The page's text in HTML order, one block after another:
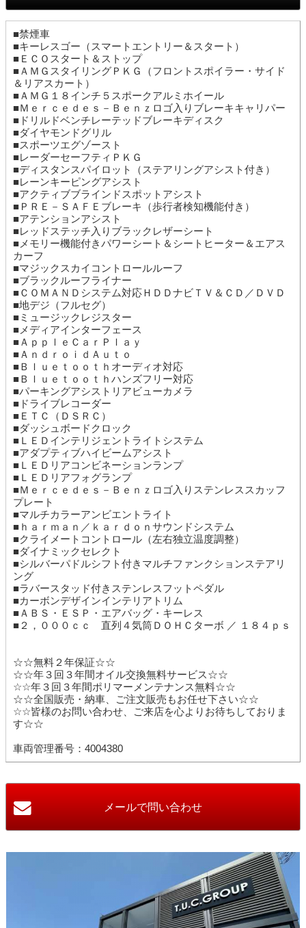
■禁煙車
■キーレスゴー（スマートエントリー＆スタート）
■ＥＣＯスタート＆ストップ
■ＡＭＧスタイリングＰＫＧ（フロントスポイラー・サイド
＆リアスカート）
■ＡＭＧ１８インチ５スポークアルミホイール
■Ｍｅｒｃｅｄｅｓ－Ｂｅｎｚロゴ入りブレーキキャリパー
■ドリルドベンチレーテッドブレーキディスク
■ダイヤモンドグリル
■スポーツエグゾースト
■レーダーセーフティＰＫＧ
■ディスタンスパイロット（ステアリングアシスト付き）
■レーンキーピングアシスト
■アクティブブラインドスポットアシスト
■ＰＲＥ－ＳＡＦＥブレーキ（歩行者検知機能付き）
■アテンションアシスト
■レッドステッチ入りブラックレザーシート
■メモリー機能付きパワーシート＆シートヒーター＆エアス
カーフ
■マジックスカイコントロールルーフ
■ブラックルーフライナー
■ＣＯＭＡＮＤシステム対応ＨＤＤナビＴＶ＆ＣＤ／ＤＶＤ
■地デジ（フルセグ）
■ミュージックレジスター
■メディアインターフェース
■ＡｐｐｌｅＣａｒＰｌａｙ
■ＡｎｄｒｏｉｄＡｕｔｏ
■Ｂｌｕｅｔｏｏｔｈオーディオ対応
■Ｂｌｕｅｔｏｏｔｈハンズフリー対応
■パーキングアシストリアビューカメラ
■ドライブレコーダー
■ＥＴＣ（ＤＳＲＣ）
■ダッシュボードクロック
■ＬＥＤインテリジェントライトシステム
■アダプティブハイビームアシスト
■ＬＥＤリアコンビネーションランプ
■ＬＥＤリアフォグランプ
■Ｍｅｒｃｅｄｅｓ－Ｂｅｎｚロゴ入りステンレススカッフ
プレート
■マルチカラーアンビエントライト
■ｈａｒｍａｎ／ｋａｒｄｏｎサウンドシステム
■クライメートコントロール（左右独立温度調整）
■ダイナミックセレクト
■シルバーパドルシフト付きマルチファンクションステアリ
ング
■ラバースタッド付きステンレスフットペダル
■カーボンデザインインテリアトリム
■ＡＢＳ・ＥＳＰ・エアバッグ・キーレス
■２，０００ｃｃ 直列４気筒ＤＯＨＣターボ ／ １８４ｐｓ
☆☆無料２年保証☆☆
☆☆年３回３年間オイル交換無料サービス☆☆
☆☆年３回３年間ポリマーメンテナンス無料☆☆
☆☆全国販売・納車、ご注文販売もお任せ下さい☆☆
☆☆皆様のお問い合わせ、ご来店を心よりお待ちしておりま
す☆☆
車両管理番号：4004380